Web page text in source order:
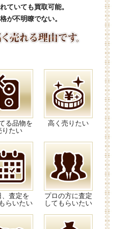
ていても買取可能。
が不明瞭でない。
る品物を
りたい
高く売りたい
、査定を
らいたい
プロの方に査定
してもらいたい